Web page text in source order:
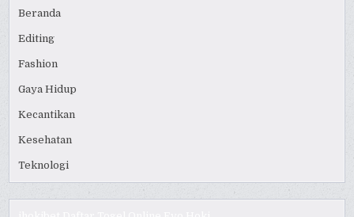
Beranda
Editing
Fashion
Gaya Hidup
Kecantikan
Kesehatan
Teknologi